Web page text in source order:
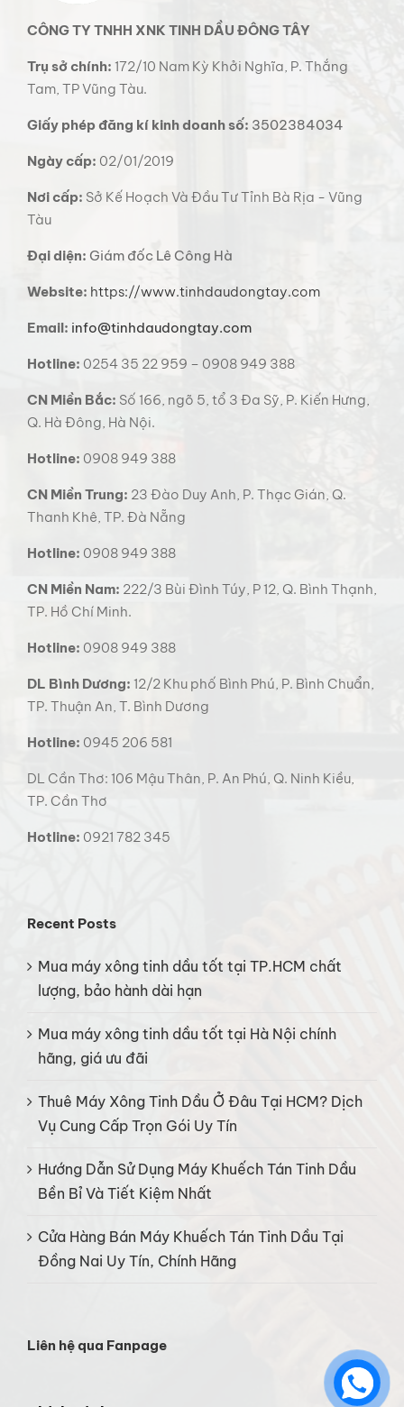
CÔNG TY TNHH XNK TINH DẦU ĐÔNG TÂY
Trụ sở chính: 172/10 Nam Kỳ Khởi Nghĩa, P. Thắng
Tam, TP Vũng Tàu.
Giấy phép đăng kí kinh doanh số: 3502384034
Ngày cấp: 02/01/2019
Nơi cấp: Sở Kế Hoạch Và Đầu Tư Tỉnh Bà Rịa - Vũng
Tàu
Đại diện: Giám đốc Lê Công Hà
Website: https://www.tinhdaudongtay.com
Email: info@tinhdaudongtay.com
Hotline: 0254 35 22 959 – 0908 949 388
CN Miền Bắc: Số 166, ngõ 5, tổ 3 Đa Sỹ, P. Kiến Hưng,
Q. Hà Đông, Hà Nội.
Hotline: 0908 949 388
CN Miền Trung: 23 Đào Duy Anh, P. Thạc Gián, Q.
Thanh Khê, TP. Đà Nẵng
Hotline: 0908 949 388
CN Miền Nam: 222/3 Bùi Đình Túy, P 12, Q. Bình Thạnh,
TP. Hồ Chí Minh.
Hotline: 0908 949 388
DL Bình Dương: 12/2 Khu phố Bình Phú, P. Bình Chuẩn,
TP. Thuận An, T. Bình Dương
Hotline: 0945 206 581
DL Cần Thơ: 106 Mậu Thân, P. An Phú, Q. Ninh Kiều,
TP. Cần Thơ
Hotline: 0921 782 345
Recent Posts
Mua máy xông tinh dầu tốt tại TP.HCM chất
lượng, bảo hành dài hạn
Mua máy xông tinh dầu tốt tại Hà Nội chính
hãng, giá ưu đãi
Thuê Máy Xông Tinh Dầu Ở Đâu Tại HCM? Dịch
Vụ Cung Cấp Trọn Gói Uy Tín
Hướng Dẫn Sử Dụng Máy Khuếch Tán Tinh Dầu
Bền Bỉ Và Tiết Kiệm Nhất
Cửa Hàng Bán Máy Khuếch Tán Tinh Dầu Tại
Đồng Nai Uy Tín, Chính Hãng
Liên hệ qua Fanpage